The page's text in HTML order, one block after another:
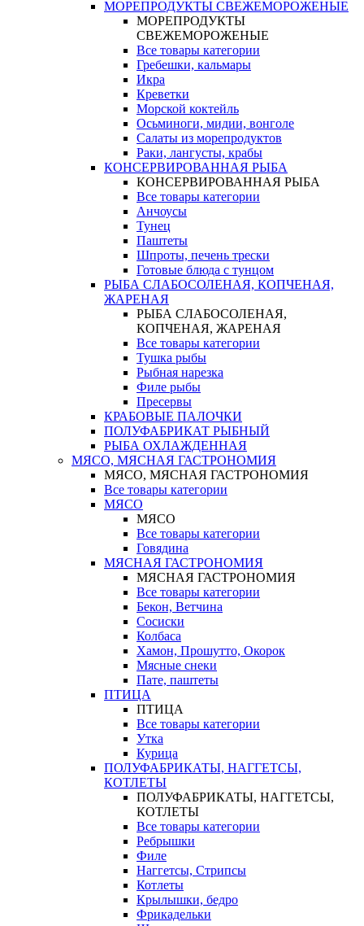
МОРЕПРОДУКТЫ СВЕЖЕМОРОЖЕНЫЕ
МОРЕПРОДУКТЫ
СВЕЖЕМОРОЖЕНЫЕ
Все товары категории
Гребешки, кальмары
Икра
Креветки
Морской коктейль
Осьминоги, мидии, вонголе
Салаты из морепродуктов
Раки, лангусты, крабы
КОНСЕРВИРОВАННАЯ РЫБА
КОНСЕРВИРОВАННАЯ РЫБА
Все товары категории
Анчоусы
Тунец
Паштеты
Шпроты, печень трески
Готовые блюда с тунцом
РЫБА СЛАБОСОЛЕНАЯ, КОПЧЕНАЯ,
ЖАРЕНАЯ
РЫБА СЛАБОСОЛЕНАЯ,
КОПЧЕНАЯ, ЖАРЕНАЯ
Все товары категории
Тушка рыбы
Рыбная нарезка
Филе рыбы
Пресервы
КРАБОВЫЕ ПАЛОЧКИ
ПОЛУФАБРИКАТ РЫБНЫЙ
РЫБА ОХЛАЖДЕННАЯ
МЯСО, МЯСНАЯ ГАСТРОНОМИЯ
МЯСО, МЯСНАЯ ГАСТРОНОМИЯ
Все товары категории
МЯСО
МЯСО
Все товары категории
Говядина
МЯСНАЯ ГАСТРОНОМИЯ
МЯСНАЯ ГАСТРОНОМИЯ
Все товары категории
Бекон, Ветчина
Сосиски
Колбаса
Хамон, Прошутто, Окорок
Мясные снеки
Пате, паштеты
ПТИЦА
ПТИЦА
Все товары категории
Утка
Курица
ПОЛУФАБРИКАТЫ, НАГГЕТСЫ,
КОТЛЕТЫ
ПОЛУФАБРИКАТЫ, НАГГЕТСЫ,
КОТЛЕТЫ
Все товары категории
Ребрышки
Филе
Наггетсы, Стрипсы
Котлеты
Крылышки, бедро
Фрикадельки